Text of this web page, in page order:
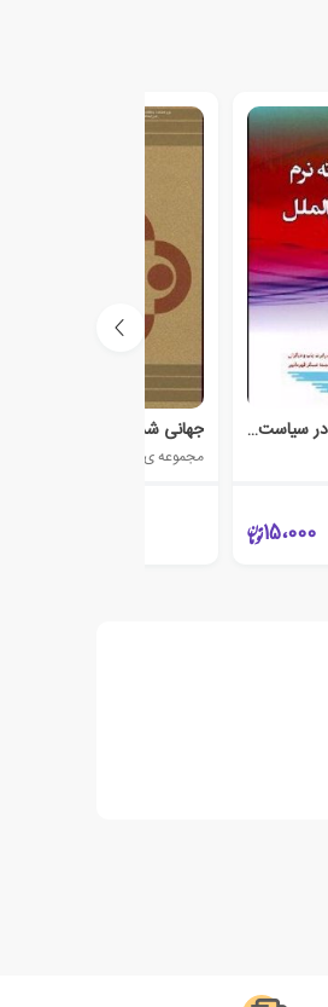
قدرت و موازنه نرم در سیاست بین الملل
15،000
جهانی شدن
مجموعه ی نویسندگان